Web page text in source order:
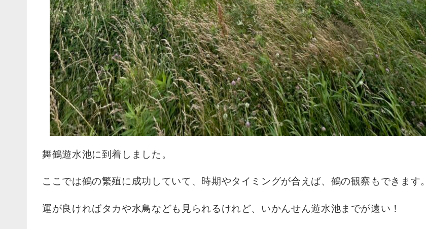
舞鶴遊水池に到着しました。
ここでは鶴の繁殖に成功していて、時期やタイミングが合えば、鶴の観察もできます。
運が良ければタカや水鳥なども見られるけれど、いかんせん遊水池までが遠い！